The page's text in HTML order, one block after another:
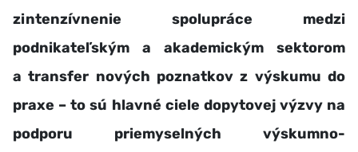
zintenzívnenie spolupráce medzi
podnikateľským a akademickým sektorom
a transfer nových poznatkov z výskumu do
praxe – to sú hlavné ciele dopytovej výzvy na
podporu priemyselných výskumno-